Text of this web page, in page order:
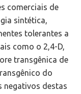
comerciais de
sintética,
tolerantes a
como o 2,4-D,
transgênica de
do
negativos destas